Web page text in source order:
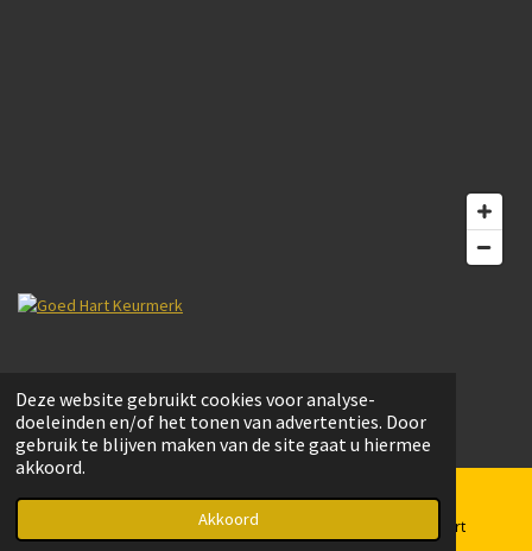
Deze website gebruikt cookies voor analyse-
doeleinden en/of het tonen van advertenties. Door
gebruik te blijven maken van de site gaat u hiermee
akkoord.
Akkoord
© 2022 Bouwmarkt Schoonoord. Website door Trail Magic webdesign.
Powered byJouwWeb
Telefoonnummer Kaart